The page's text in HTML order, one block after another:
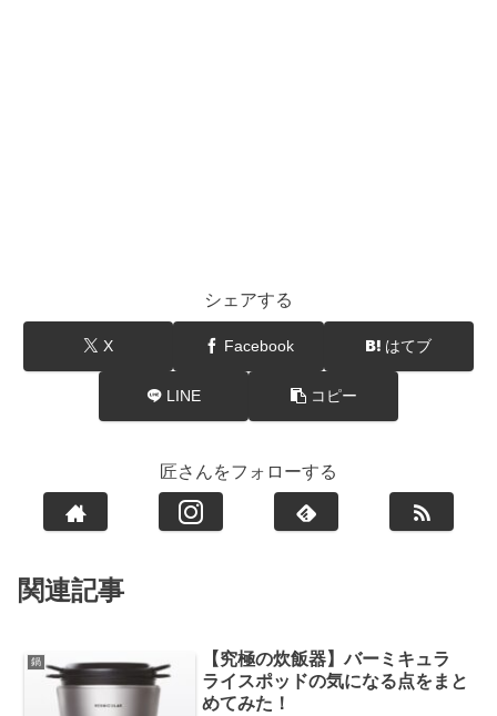
シェアする
X Facebook はてブ
LINE コピー
匠さんをフォローする
関連記事
鍋
【究極の炊飯器】バーミキュラ
ライスポッドの気になる点をまと
めてみた！